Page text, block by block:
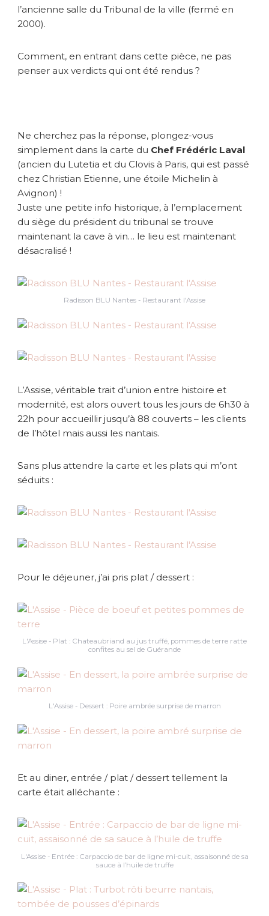
à
s
s
l’ancienne salle du Tribunal de la ville (fermé en
2000).
Comment, en entrant dans cette pièce, ne pas
penser aux verdicts qui ont été rendus ?
Ne cherchez pas la réponse, plongez-vous
simplement dans la carte du Chef Frédéric Laval
(ancien du Lutetia et du Clovis à Paris, qui est passé
chez Christian Etienne, une étoile Michelin à
Avignon) !
Juste une petite info historique, à l’emplacement
du siège du président du tribunal se trouve
maintenant la cave à vin… le lieu est maintenant
désacralisé !
Radisson BLU Nantes - Restaurant l'Assise
L’Assise, véritable trait d’union entre histoire et
modernité, est alors ouvert tous les jours de 6h30 à
22h pour accueillir jusqu’à 88 couverts – les clients
de l’hôtel mais aussi les nantais.
Sans plus attendre la carte et les plats qui m’ont
séduits :
Pour le déjeuner, j’ai pris plat / dessert :
L'Assise - Plat : Chateaubriand au jus truffé, pommes de terre ratte
confites au sel de Guérande
L'Assise - Dessert : Poire ambrée surprise de marron
Et au diner, entrée / plat / dessert tellement la
carte était alléchante :
L'Assise - Entrée : Carpaccio de bar de ligne mi-cuit, assaisonné de sa
sauce à l’huile de truffe